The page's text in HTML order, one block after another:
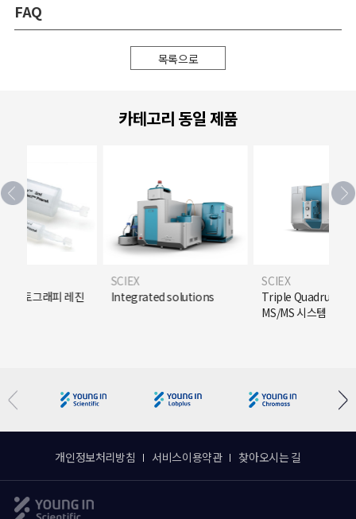
FAQ
목록으로
카테고리 동일 제품
마토그래피 레진
SCIEX
Integrated solutions
SCIEX
Triple Quadrupole
MS/MS 시스템
개인정보처리방침 서비스이용약관 찾아오시는 길